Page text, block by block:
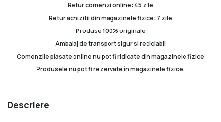
Retur comenzi online: 45 zile
Retur achizitii din magazinele fizice: 7 zile
Produse 100% originale
Ambalaj de transport sigur si reciclabil
Comenzile plasate online nu pot fi ridicate din magazinele fizice
Produsele nu pot fi rezervate în magazinele fizice.
Descriere